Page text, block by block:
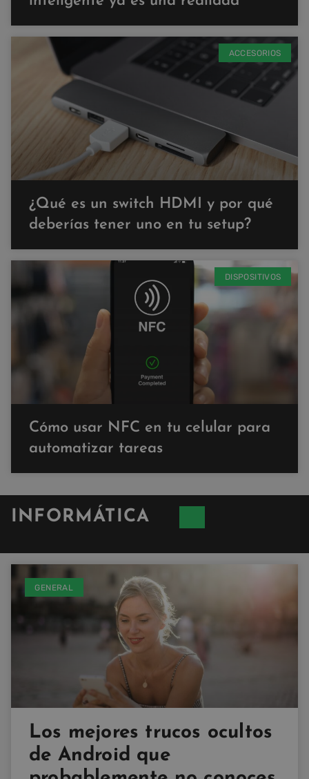
ACCESORIOS
¿Qué es un switch HDMI y por qué
deberías tener uno en tu setup?
DISPOSITIVOS
Cómo usar NFC en tu celular para
automatizar tareas
INFORMÁTICA
GENERAL
Los mejores trucos ocultos
de Android que